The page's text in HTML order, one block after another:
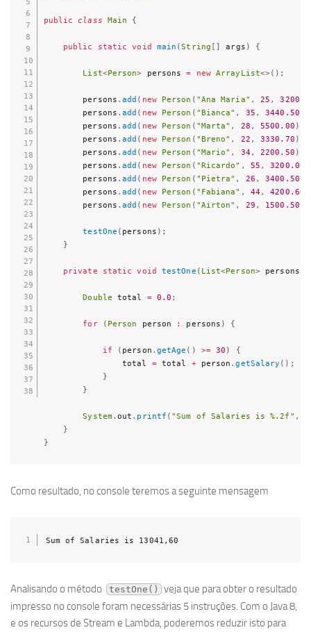
public class Main {
public static void main (String [ ] args ) {
List<Person> persons = new ArrayList<> ( ) ;
        persons
.add ( new Person ( "Ana Maria" , 25 ,
        persons
.add ( new Person ( "Bianca" , 35 , 3440.50
        persons
.add ( new Person ( "Marta" , 28 , 5500.00 )
        persons
.add ( new Person ( "Breno" , 22 , 3330.70 )
        persons
.add ( new Person ( "Mario" , 34, 2200.50 )
        persons
.add ( new Person ( "Ricardo" , 55 , 3200.00
        persons
.add ( new Person ( "Pietra" , 26 , 3400.50
        persons
.add ( new Person ( "Fabiana" , 44, 4200.60
        persons
.add ( new Person ( "Airton" , 29 , 1500.50
testOne ( persons ) ;
}
private static void testOne ( List<Person> persons
Double total = 0.0 ;
for ( Person person : persons ) {
if ( person . getAge ( ) >= 30 )
{
                total
= total + person .getSalary ( ) ;
}
}
System.out . printf ( "Sum of Salaries is %.2f" ,
}
}
Como resultado, no console teremos a seguinte mensagem
Sum of Salaries is 13041,60
Analisando o método testOne()
veja que para obter o resultado
impresso no console foram necessárias 5 instruções. Com o Java 8,
e os recursos de Stream e Lambda, poderemos reduzir isto para